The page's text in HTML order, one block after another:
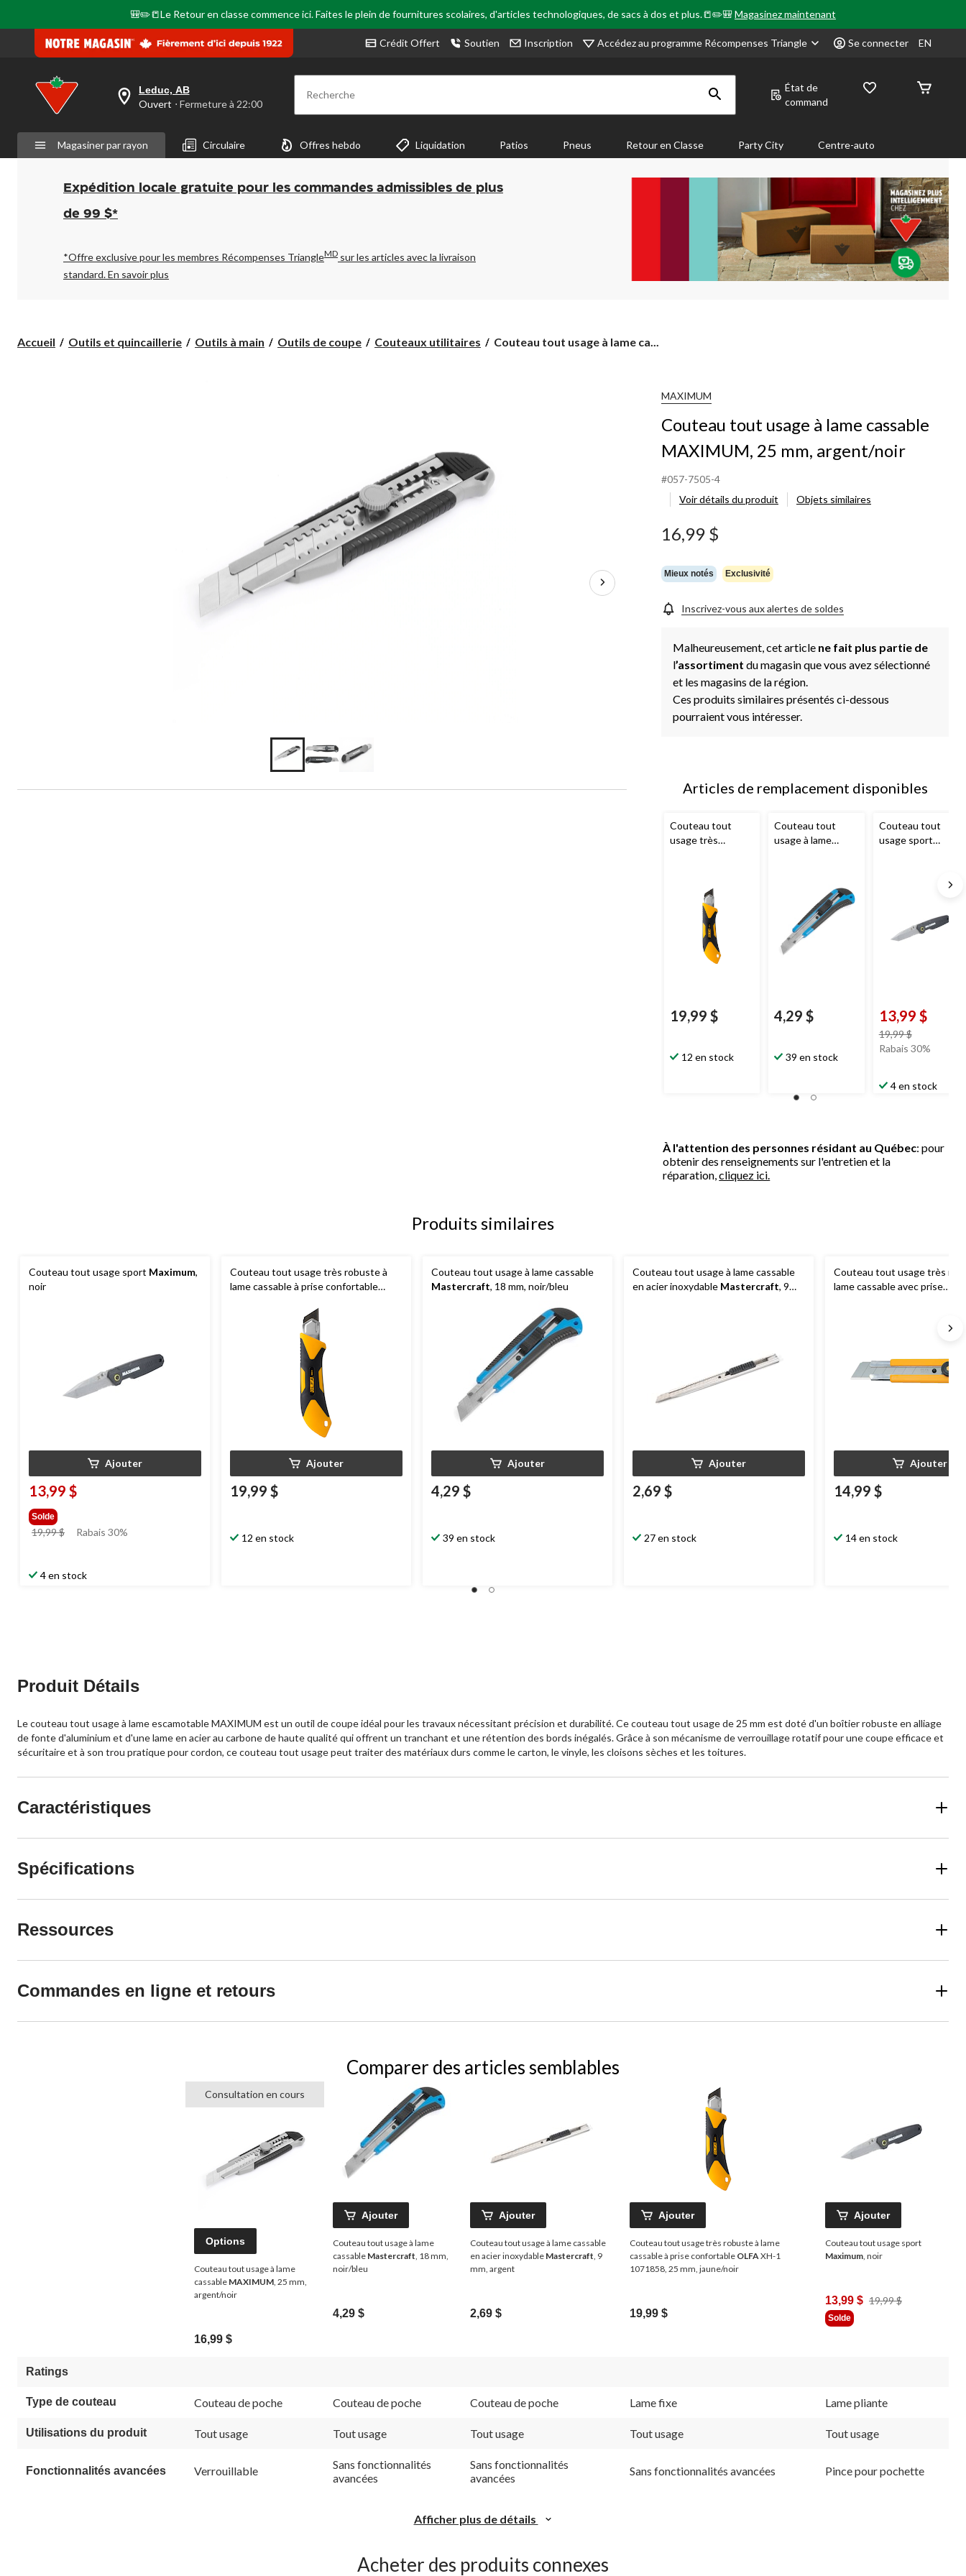
🎒✏️📒Le Retour en classe commence ici. Faites le plein de fournitures scolaires, d'articles technologiques, de sacs à dos et plus.📒✏️🎒Magasinez maintenant
Crédit Offert Soutien Inscription Accédez au programme Récompenses Triangle Se connecter EN
votre
est
Leduc,
AB,
Ouvert,
Fermeture
à
pour
changer
Leduc, AB
Ouvert ⋅ Fermeture à 22:00 Recherche
État de
command
Magasiner par rayon Circulaire Offres hebdo Liquidation Patios Pneus Retour en Classe Party City Centre-auto
Expédition locale gratuite pour les commandes admissibles de plus
de 99 $*
*Offre exclusive pour les membres Récompenses TriangleMD sur les articles avec la livraison
standard.En savoir plus
Accueil Outils et quincaillerie Outils à main Outils de coupe Couteaux utilitaires
Couteau
Couteau tout usage à lame ca...
MAXIMUM
Couteau tout usage à lame cassable
MAXIMUM, 25 mm, argent/noir
#057-7505-4
Voir détails du produit
Objets similaires
16,99 $
Mieux notés Exclusivité
Inscrivez-vous aux alertes de soldes
Malheureusement, cet article ne fait plus partie de
l’assortiment du magasin que vous avez sélectionné
et les magasins de la région.
Ces produits similaires présentés ci-dessous
pourraient vous intéresser.
Articles de remplacement disponibles
Couteau tout
usage très
XH-1 1071858, 25
mm, jaune/noir
19,99 $
12 en stock
Couteau tout
usage à lame
4,29 $
39 en stock
Couteau tout
usage sport
13,99 $
19,99 $prix
était
Rabais 30%
4 en stock
À l'attention des personnes résidant au Québec: pour
obtenir des renseignements sur l'entretien et la
réparation,cliquez ici.
Produits similaires
Couteau tout usage sport Maximum,
noir
Ajouter
13,99 $
Solde
19,99 $
prixRabais 30%
4 en stock
Couteau tout usage très robuste à
lame cassable à prise confortable
Ajouter
19,99 $
12 en stock
Couteau tout usage à lame cassable
Mastercraft, 18 mm, noir/bleu
Ajouter
4,29 $
39 en stock
Couteau tout usage à lame cassable
en acier inoxydable Mastercraft, 9
Ajouter
2,69 $
27 en stock
Couteau tout usage très
lame cassable avec prise
Ajouter
14,99 $
14 en stock
Produit Détails
Le couteau tout usage à lame escamotable MAXIMUM est un outil de coupe idéal pour les travaux nécessitant précision et durabilité. Ce couteau tout usage de 25 mm est doté d'un boîtier robuste en alliage
de fonte d'aluminium et d'une lame en acier au carbone de haute qualité qui offrent un tranchant et une rétention des bords inégalés. Grâce à son mécanisme de verrouillage rotatif pour une coupe efficace et
sécuritaire et à son trou pratique pour cordon, ce couteau tout usage peut traiter des matériaux durs comme le carton, le vinyle, les cloisons sèches et les toitures.
Caractéristiques
Spécifications
Ressources
Commandes en ligne et retours
Comparer des articles semblables
Consultation en cours
Options
Couteau tout usage à lame
cassable MAXIMUM , 25 mm,
argent/noir
16,99 $
Ajouter
Couteau tout usage à lame
cassable Mastercraft , 18 mm,
noir/bleu
4,29 $
Ajouter
Couteau tout usage à lame cassable
en acier inoxydable Mastercraft , 9
mm, argent
2,69 $
Ajouter
Couteau tout usage très robuste à lame
cassable à prise confortable OLFA XH-1
1071858, 25 mm, jaune/noir
19,99 $
Ajouter
Couteau tout usage sport
Maximum , noir
13,99 $ 19,99 $Prix
Solde
Ratings
Type de couteau Couteau de poche Couteau de poche Couteau de poche Lame fixe Lame pliante
Utilisations du produit Tout usage Tout usage Tout usage Tout usage Tout usage
Fonctionnalités avancées Verrouillable
Sans fonctionnalités
avancées
Sans fonctionnalités
avancées
Sans fonctionnalités avancées Pince pour pochette
Afficher plus de détails
Acheter des produits connexes